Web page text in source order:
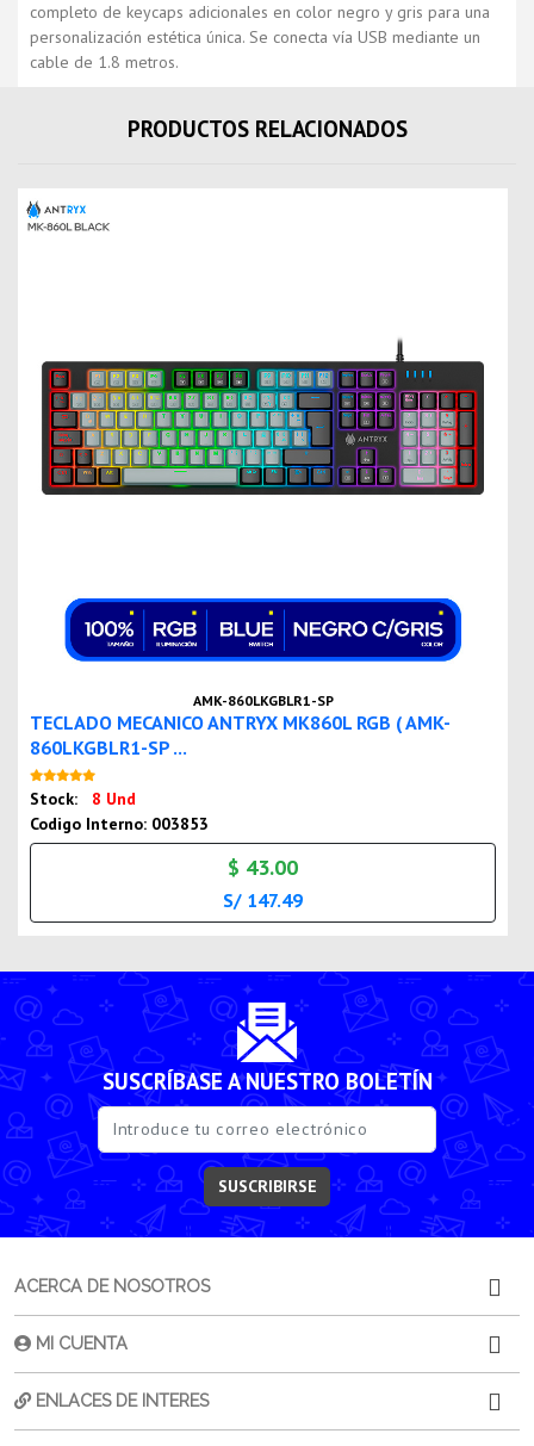
completo de keycaps adicionales en color negro y gris para una
personalización estética única. Se conecta vía USB mediante un
cable de 1.8 metros.
PRODUCTOS RELACIONADOS
AMK-860LKGBLR1-SP
TECLADO MECANICO ANTRYX MK860L RGB ( AMK-
860LKGBLR1-SP ...
Stock:
8 Und
Codigo Interno: 003853
$ 43.00
S/ 147.49
SUSCRÍBASE A NUESTRO BOLETÍN
SUSCRIBIRSE
ACERCA DE NOSOTROS
MI CUENTA
ENLACES DE INTERES